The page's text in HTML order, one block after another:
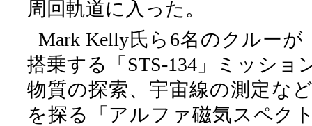
周回軌道に入った。
Mark Kelly氏ら6名のクルーが
搭乗する「STS-134」ミッショ
物質の探索、宇宙線の測定な
を探る「アルファ磁気スペク